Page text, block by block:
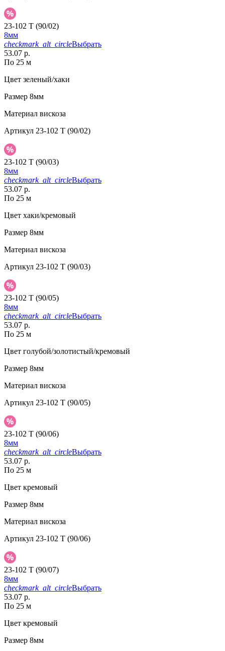
23-102 T (90/02)
8мм
checkmark_alt_circleВыбрать
53.07 р.
По 25 м
Цвет зеленый/хаки
Размер 8мм
Материал вискоза
Артикул 23-102 T (90/02)
23-102 T (90/03)
8мм
checkmark_alt_circleВыбрать
53.07 р.
По 25 м
Цвет хаки/кремовый
Размер 8мм
Материал вискоза
Артикул 23-102 T (90/03)
23-102 T (90/05)
8мм
checkmark_alt_circleВыбрать
53.07 р.
По 25 м
Цвет голубой/золотистый/кремовый
Размер 8мм
Материал вискоза
Артикул 23-102 T (90/05)
23-102 T (90/06)
8мм
checkmark_alt_circleВыбрать
53.07 р.
По 25 м
Цвет кремовый
Размер 8мм
Материал вискоза
Артикул 23-102 T (90/06)
23-102 T (90/07)
8мм
checkmark_alt_circleВыбрать
53.07 р.
По 25 м
Цвет кремовый
Размер 8мм